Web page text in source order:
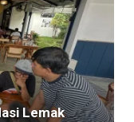
Lemak